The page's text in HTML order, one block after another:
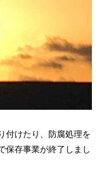
付けたり、防腐処理を
保存事業が終了しまし